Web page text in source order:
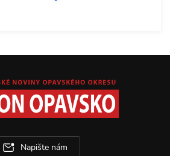
Napište nám